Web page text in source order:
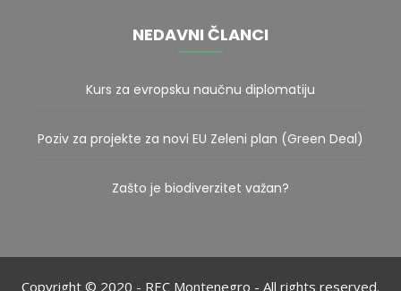
NEDAVNI ČLANCI
Kurs za evropsku naučnu diplomatiju
Poziv za projekte za novi EU Zeleni plan (Green Deal)
Zašto je biodiverzitet važan?
Copyright © 2020 - REC Montenegro - All rights reserved.